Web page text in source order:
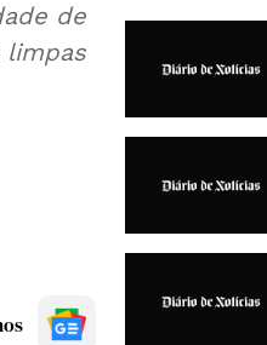
de
limpas